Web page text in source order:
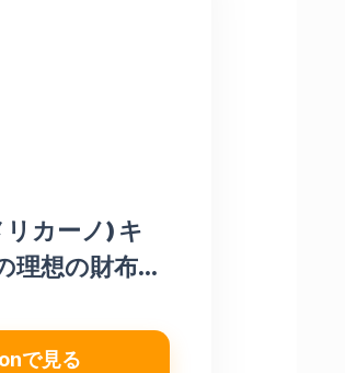
カーノ) キ
理想の財布
クト キャッ
で見る